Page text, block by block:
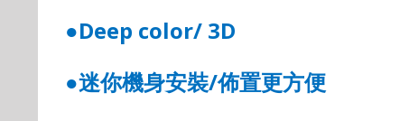
●Deep color/ 3D
●迷你機身安裝/佈置更方便